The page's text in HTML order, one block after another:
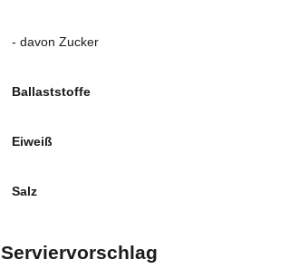
- davon Zucker
Ballaststoffe
Eiweiß
Salz
Serviervorschlag